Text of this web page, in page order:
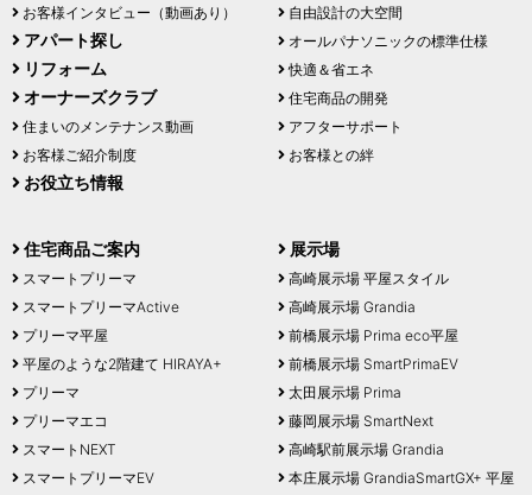
お客様インタビュー（動画あり）
アパート探し
リフォーム
オーナーズクラブ
住まいのメンテナンス動画
お客様ご紹介制度
お役立ち情報
自由設計の大空間
オールパナソニックの標準仕様
快適＆省エネ
住宅商品の開発
アフターサポート
お客様との絆
住宅商品ご案内
スマートプリーマ
スマートプリーマActive
プリーマ平屋
平屋のような2階建て HIRAYA+
プリーマ
プリーマエコ
スマートNEXT
スマートプリーマEV
展示場
高崎展示場 平屋スタイル
高崎展示場 Grandia
前橋展示場 Prima eco平屋
前橋展示場 SmartPrimaEV
太田展示場 Prima
藤岡展示場 SmartNext
高崎駅前展示場 Grandia
本庄展示場 GrandiaSmartGX+ 平屋